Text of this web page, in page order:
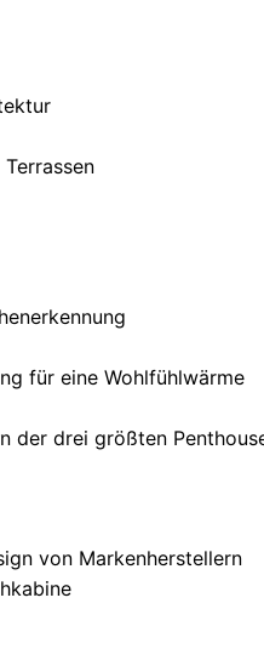
für eine Wohlfühlwärme
der drei größten
von Markenherstellern